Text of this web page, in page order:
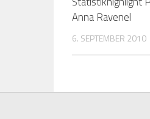
Anna Ravenel
6. SEPTEMBER 2010